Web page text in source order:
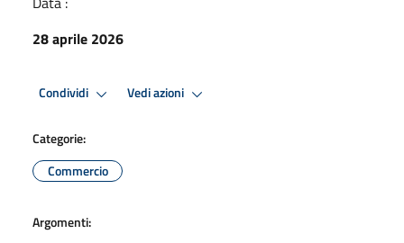
28 aprile 2026
Condividi Vedi azioni
Categorie:
Commercio
Argomenti: